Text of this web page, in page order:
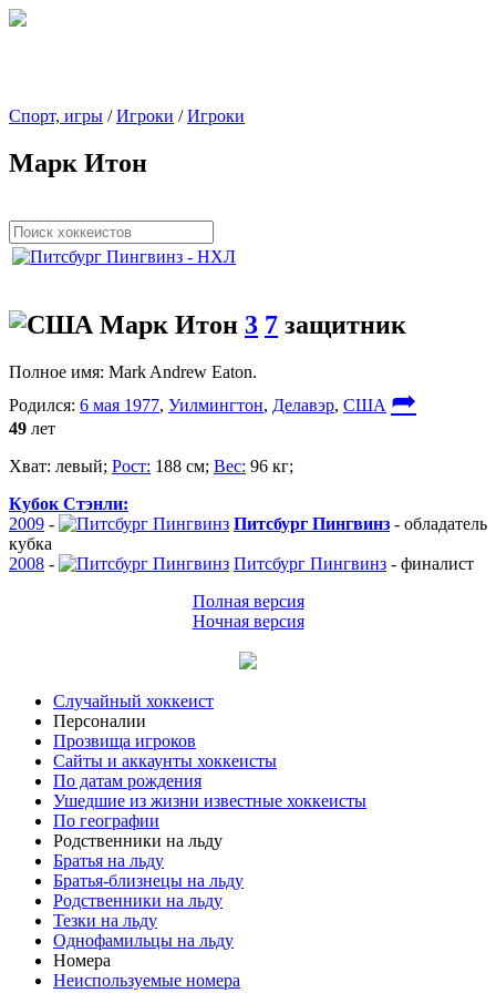
Спорт, игры /Игроки /Игроки
Марк Итон
Марк Итон 3 7 защитник
Полное имя: Mark Andrew Eaton.
Родился: 6 мая 1977, Уилмингтон, Делавэр, США ➦
49 лет
Хват: левый; Рост: 188 см; Вес: 96 кг;
Кубок Стэнли:
2009 - Питсбург Пингвинз - обладатель
кубка
2008 - Питсбург Пингвинз - финалист
Полная версия
Ночная версия
Случайный хоккеист
Персоналии
Прозвища игроков
Сайты и аккаунты хоккеисты
По датам рождения
Ушедшие из жизни известные хоккеисты
По географии
Родственники на льду
Братья на льду
Братья-близнецы на льду
Родственники на льду
Тезки на льду
Однофамильцы на льду
Номера
Неиспользуемые номера